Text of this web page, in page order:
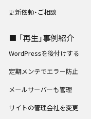
更新依頼・ご相談
■ 「再生」事例紹介
WordPressを後付けする
定期メンテでエラー防止
メールサーバーも管理
サイトの管理会社を変更